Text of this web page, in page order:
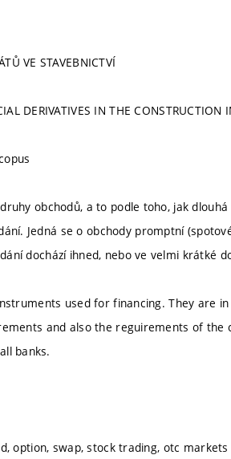
VE STAVEBNICTVÍ
DERIVATIVES IN THE CONSTRUCTION
obchodů, a to podle toho, jak
Jedná se o obchody promptní
dochází ihned, nebo ve velmi krátké
used for financing. They are
and also the reguirements of the
banks.
option, swap, stock trading, otc markets